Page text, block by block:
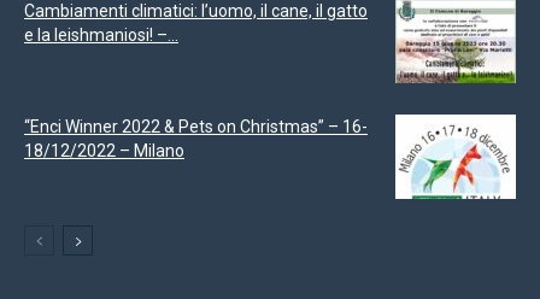
Cambiamenti climatici: l’uomo, il cane, il gatto
e la leishmaniosi! –...
“Enci Winner 2022 & Pets on Christmas” – 16-
18/12/2022 – Milano